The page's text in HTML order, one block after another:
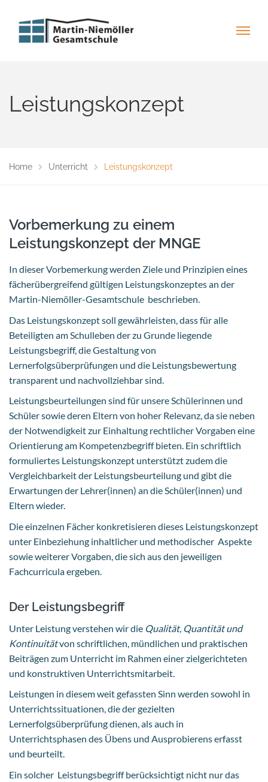
Leistungskonzept
Home Unterricht Leistungskonzept
Vorbemerkung zu einem
Leistungskonzept der MNGE
In dieser Vorbemerkung werden Ziele und Prinzipien eines
fächerübergreifend gültigen Leistungskonzeptes an der
Martin-Niemöller-Gesamtschule beschrieben.
Das Leistungskonzept soll gewährleisten, dass für alle
Beteiligten am Schulleben der zu Grunde liegende
Leistungsbegriff, die Gestaltung von
Lernerfolgsüberprüfungen und die Leistungsbewertung
transparent und nachvollziehbar sind.
Leistungsbeurteilungen sind für unsere Schülerinnen und
Schüler sowie deren Eltern von hoher Relevanz, da sie neben
der Notwendigkeit zur Einhaltung rechtlicher Vorgaben eine
Orientierung am Kompetenzbegriff bieten. Ein schriftlich
formuliertes Leistungskonzept unterstützt zudem die
Vergleichbarkeit der Leistungsbeurteilung und gibt die
Erwartungen der Lehrer(innen) an die Schüler(innen) und
Eltern wieder.
Die einzelnen Fächer konkretisieren dieses Leistungskonzept
unter Einbeziehung inhaltlicher und methodischer Aspekte
sowie weiterer Vorgaben, die sich aus den jeweiligen
Fachcurricula ergeben.
Der Leistungsbegriff
Unter Leistung verstehen wir die Qualität, Quantität und
Kontinuitätvon schriftlichen, mündlichen und praktischen
Beiträgen zum Unterricht im Rahmen einer zielgerichteten
und konstruktiven Unterrichtsmitarbeit.
Leistungen in diesem weit gefassten Sinn werden sowohl in
Unterrichtssituationen, die der gezielten
Lernerfolgsüberprüfung dienen, als auch in
Unterrichtsphasen des Übens und Ausprobierens erfasst
und beurteilt.
Ein solcher Leistungsbegriff berücksichtigt nicht nur das